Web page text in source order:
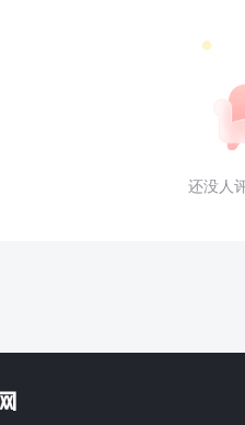
还没人